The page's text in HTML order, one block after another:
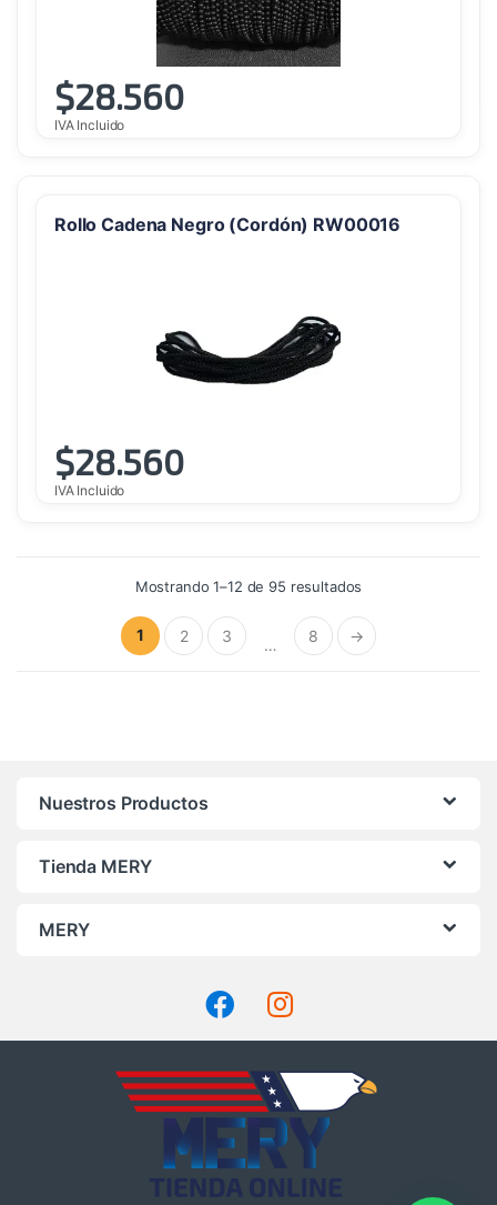
$28.560
IVA Incluido
Rollo Cadena Negro (Cordón) RW00016
$28.560
IVA Incluido
Mostrando 1–12 de 95 resultados
precio:
alto
a
bajo
1 2 3 … 8 →
Nuestros Productos
Tienda MERY
MERY